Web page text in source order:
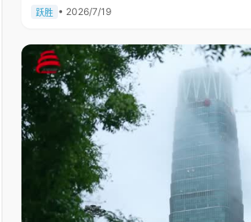
跃胜 • 2026/7/19